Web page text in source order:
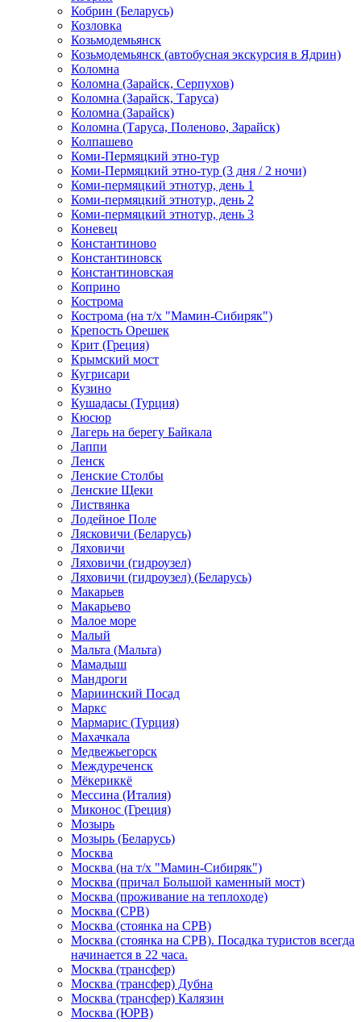
Кобрин (Беларусь)
Козловка
Козьмодемьянск
Козьмодемьянск (автобусная экскурсия в Ядрин)
Коломна
Коломна (Зарайск, Серпухов)
Коломна (Зарайск, Таруса)
Коломна (Зарайск)
Коломна (Таруса, Поленово, Зарайск)
Колпашево
Коми-Пермяцкий этно-тур
Коми-Пермяцкий этно-тур (3 дня / 2 ночи)
Коми-пермяцкий этнотур, день 1
Коми-пермяцкий этнотур, день 2
Коми-пермяцкий этнотур, день 3
Коневец
Константиново
Константиновск
Константиновская
Коприно
Кострома
Кострома (на т/х "Мамин-Сибиряк")
Крепость Орешек
Крит (Греция)
Крымский мост
Кугрисари
Кузино
Кушадасы (Турция)
Кюсюр
Лагерь на берегу Байкала
Лаппи
Ленск
Ленские Столбы
Ленские Щеки
Листвянка
Лодейное Поле
Лясковичи (Беларусь)
Ляховичи
Ляховичи (гидроузел)
Ляховичи (гидроузел) (Беларусь)
Макарьев
Макарьево
Малое море
Малый
Мальта (Мальта)
Мамадыш
Мандроги
Мариинский Посад
Маркс
Мармарис (Турция)
Махачкала
Медвежьегорск
Междуреченск
Мёкериккё
Мессина (Италия)
Миконос (Греция)
Мозырь
Мозырь (Беларусь)
Москва
Москва (на т/х "Мамин-Сибиряк")
Москва (причал Большой каменный мост)
Москва (проживание на теплоходе)
Москва (СРВ)
Москва (стоянка на СРВ)
Москва (стоянка на СРВ). Посадка туристов всегда
начинается в 22 часа.
Москва (трансфер)
Москва (трансфер) Дубна
Москва (трансфер) Калязин
Москва (ЮРВ)